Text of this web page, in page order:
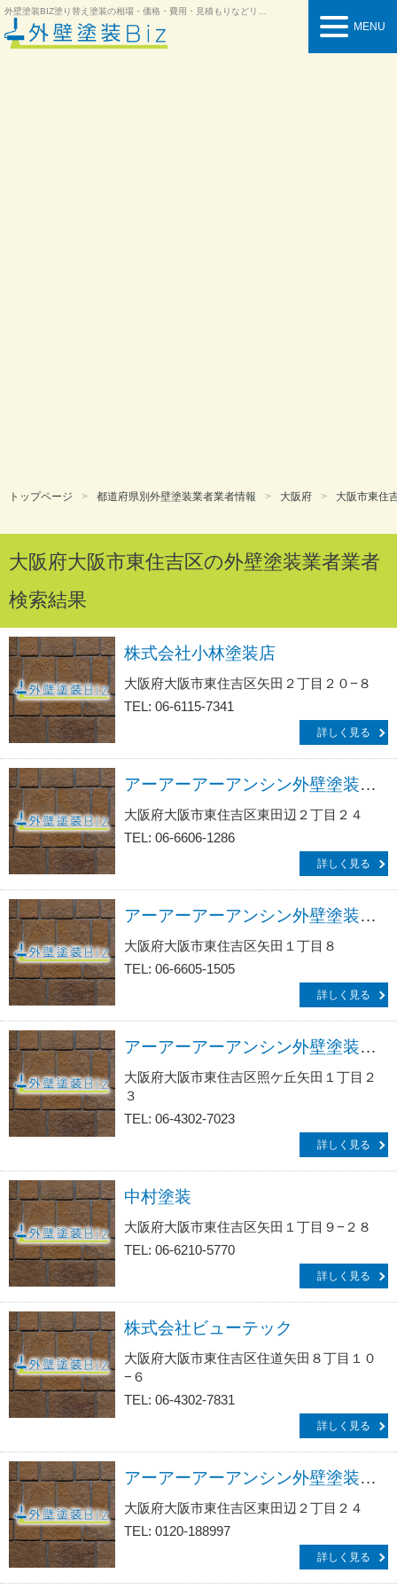
外壁塗装BIZ塗り替え塗装の相場・価格・費用・見積もりなどリフォーム情報を紹介
MENU
トップページ 都道府県別外壁塗装業者業者情報 大阪府 大阪市東住
大阪府大阪市東住吉区の外壁塗装業者業者
検索結果
株式会社小林塗装店
大阪府大阪市東住吉区矢田２丁目２０−８
TEL: 06-6115-7341
詳しく見る
アーアーアーアンシン外壁塗装リフォーム・防水工事サービス生活救急車ＪＢＲ／出張エリア・東住吉区・長居公園前・田辺・駒川・針中野駅前・今川駅前受付
大阪府大阪市東住吉区東田辺２丁目２４
TEL: 06-6606-1286
詳しく見る
アーアーアーアンシン外壁塗装リフォーム・防水工事サービス生活救急車ＪＢＲ／出張エリア・東住吉区・矢田・鷹合・長居公園前受付
大阪府大阪市東住吉区矢田１丁目８
TEL: 06-6605-1505
詳しく見る
アーアーアーアンシン外壁塗装リフォーム・防水工事サービス生活救急車ＪＢＲ／出張エリア・東住吉区・矢田駅前・照ヶ丘矢田・湯里・瓜破西・公園南矢田受付
大阪府大阪市東住吉区照ケ丘矢田１丁目２
３
TEL: 06-4302-7023
詳しく見る
中村塗装
大阪府大阪市東住吉区矢田１丁目９−２８
TEL: 06-6210-5770
詳しく見る
株式会社ビューテック
大阪府大阪市東住吉区住道矢田８丁目１０
−６
TEL: 06-4302-7831
詳しく見る
アーアーアーアンシン外壁塗装リフォーム・防水工事サービス生活救急車ＪＢＲ／出張エリア・東住吉区・阿倍野区・阿倍野筋・阿倍野区役所前・昭和町総合受付
大阪府大阪市東住吉区東田辺２丁目２４
TEL: 0120-188997
詳しく見る